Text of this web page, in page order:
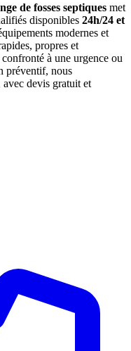
de fosses septiques met
disponibles 24h/24 et
modernes et
propres et
à une urgence ou
préventif, nous
avec devis gratuit et